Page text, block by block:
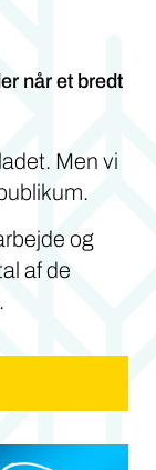
når et bredt
Men vi
og
af de